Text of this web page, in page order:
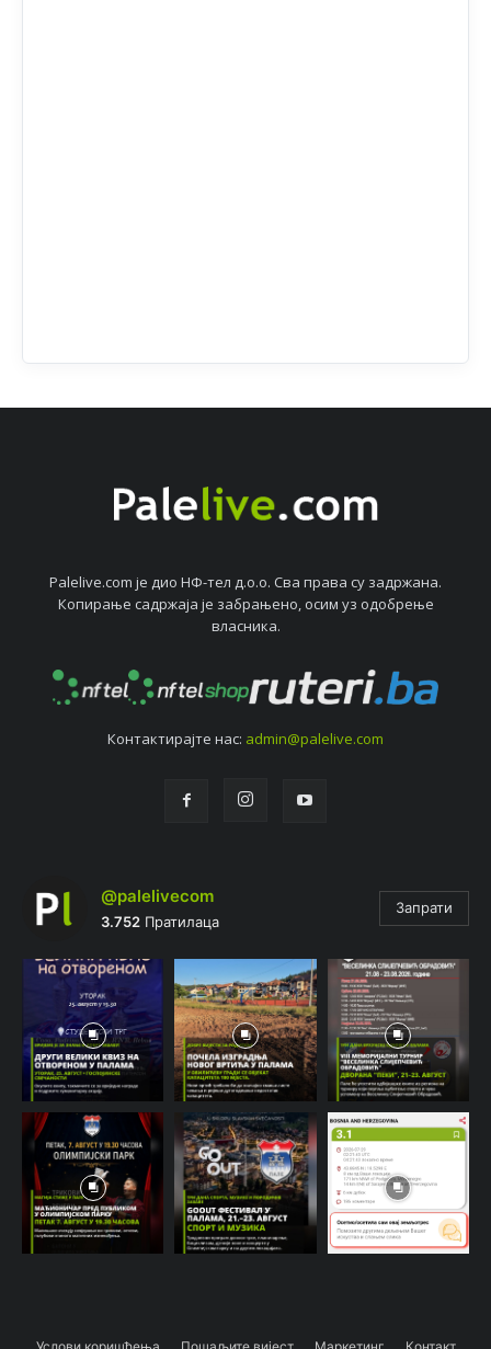
Palelive.com јe дио НФ-тeл д.о.о. Сва права су задржана.
Копирањe садржаја јe забрањeно, осим уз одобрeњe
власника.
Контактирајтe нас: admin@palelive.com
@palelivecom
3.752 Пратилаца
Запрати